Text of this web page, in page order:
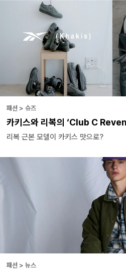
패션 > 슈즈
카키스와 리복의 ‘Club C
리복 근본 모델이 카키스 맛으로?
패션 > 뉴스